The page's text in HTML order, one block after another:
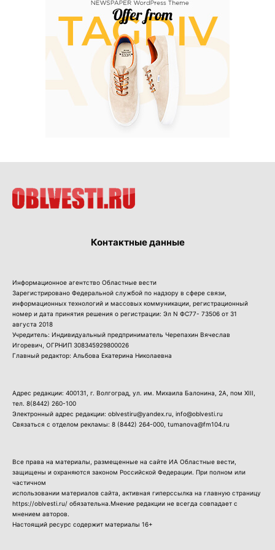
Контактные данные
Информационное агентство Областные вести
Зарегистрировано Федеральной службой по надзору в сфере связи,
информационных технологий и массовых коммуникации, регистрационный
номер и дата принятия решения о регистрации: Эл N ФС77- 73506 от 31
августа 2018
Учредитель: Индивидуальный предприниматель Черепахин Вячеслав
Игоревич, ОГРНИП 308345929800026
Главный редактор: Альбова Екатерина Николаевна
Адрес редакции: 400131, г. Волгоград, ул. им. Михаила Балонина, 2А, пом XIII,
тел. 8(8442) 260-100
Электронный адрес редакции: oblvestiru@yandex.ru, info@oblvesti.ru
Связаться с отделом рекламы: 8 (8442) 264-000 , tumanova@fm104.ru
Все права на материалы, размещенные на сайте ИА Областные вести,
защищены и охраняются законом Российской Федерации. При полном или
частичном
использовании материалов сайта, активная гиперссылка на главную страницу
https://oblvesti.ru/ обязательна.Мнение редакции не всегда совпадает с
мнением авторов.
Настоящий ресурс содержит материалы 16+